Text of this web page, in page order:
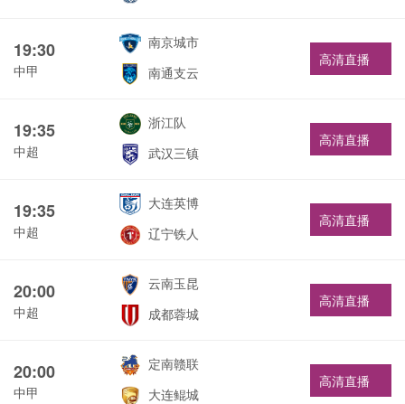
19:30
中甲
南京城市
南通支云
高清直播
19:35
中超
浙江队
武汉三镇
高清直播
19:35
中超
大连英博
辽宁铁人
高清直播
20:00
中超
云南玉昆
成都蓉城
高清直播
20:00
中甲
定南赣联
大连鲲城
高清直播